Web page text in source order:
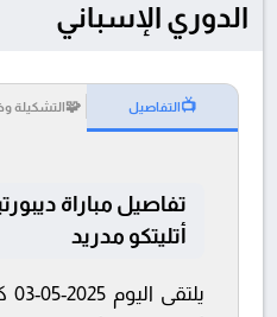
الدوري الإسباني
📺التفاصيل 🧩التشكيلة
تفاصيل مباراة
أتليتكو مدريد